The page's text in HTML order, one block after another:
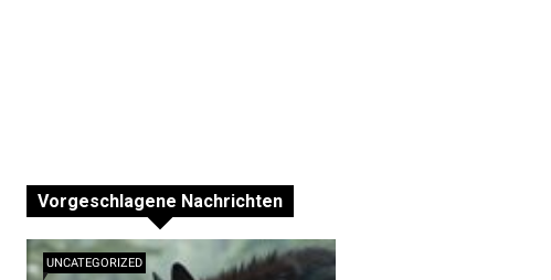
Vorgeschlagene Nachrichten
UNCATEGORIZED